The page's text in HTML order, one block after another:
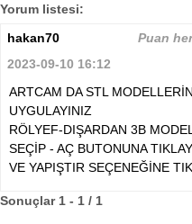
Yorum listesi:
hakan70
Puan
2023-09-10 16:12
ARTCAM DA STL
UYGULAYINIZ
RÖLYEF-DIŞARDAN 3B
SEÇİP - AÇ BUTONUNA
VE YAPIŞTIR SEÇENEĞİNE
Sonuçlar 1 - 1 / 1